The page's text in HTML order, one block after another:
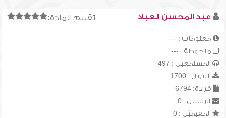
تقييم المادة: عبد المحسن العباد
معلومات : ---
ملحوظة : ---
المستمعين : 497
التنزيل : 1700
قراءة: 6794
الرسائل : 0
المقيميّن : 0